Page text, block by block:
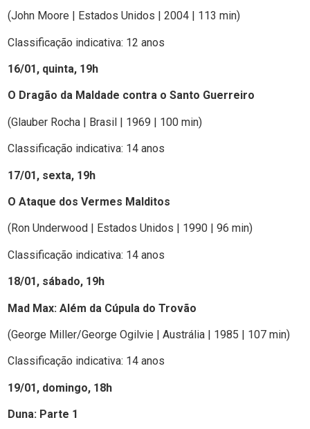
(John Moore | Estados Unidos | 2004 | 113 min)
Classificação indicativa: 12 anos
16/01, quinta, 19h
O Dragão da Maldade contra o Santo Guerreiro
(Glauber Rocha | Brasil | 1969 | 100 min)
Classificação indicativa: 14 anos
17/01, sexta, 19h
O Ataque dos Vermes Malditos
(Ron Underwood | Estados Unidos | 1990 | 96 min)
Classificação indicativa: 14 anos
18/01, sábado, 19h
Mad Max: Além da Cúpula do Trovão
(George Miller/George Ogilvie | Austrália | 1985 | 107 min)
Classificação indicativa: 14 anos
19/01, domingo, 18h
Duna: Parte 1